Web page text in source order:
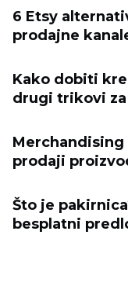
6 Etsy
prodajne
Kako dobiti
drugi trikovi
Merchandising
prodaji
Što je
besplatni